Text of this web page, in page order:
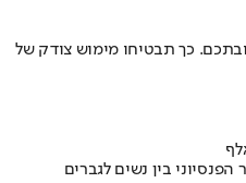
כך תבטיחו מימוש צודק של
בין נשים לגברים